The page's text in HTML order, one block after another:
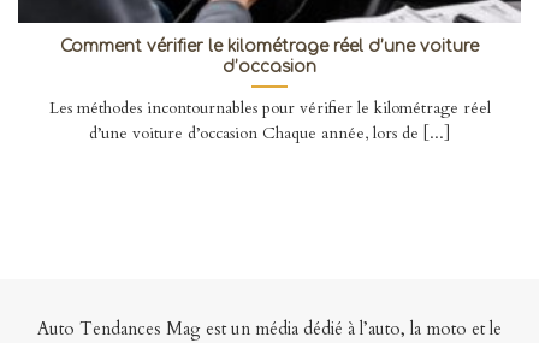
Comment vérifier le kilométrage réel d’une voiture
d’occasion
Les méthodes incontournables pour vérifier le kilométrage réel
d’une voiture d’occasion Chaque année, lors de [...]
Auto Tendances Mag est un média dédié à l’auto, la moto et le